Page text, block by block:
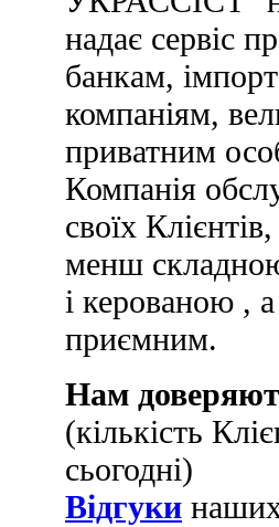
надає сервіс
банкам,
компаніям,
приватним
Компанія
своїх
менш
і керованою ,
приємним.
Нам
(кількість
сьогодні)
Відгуки наших